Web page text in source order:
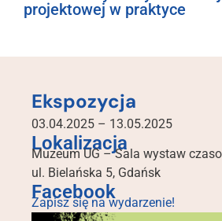
projektowej w praktyce
Ekspozycja
03.04.2025 – 13.05.2025
Lokalizacja
Muzeum UG – Sala wystaw
ul. Bielańska 5, Gdańsk
Facebook
Zapisz się na wydarzenie!